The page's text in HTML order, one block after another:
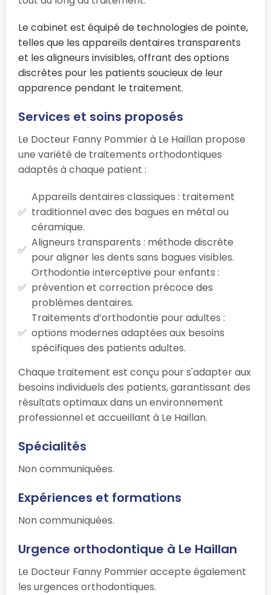
Le cabinet est équipé de technologies de pointe,
telles que les appareils dentaires transparents
et les aligneurs invisibles, offrant des options
discrètes pour les patients soucieux de leur
apparence pendant le traitement.
Services et soins proposés
Le Docteur Fanny Pommier à Le Haillan propose
une variété de traitements orthodontiques
adaptés à chaque patient :
Appareils dentaires classiques : traitement
traditionnel avec des bagues en métal ou
céramique.
Aligneurs transparents : méthode discrète
pour aligner les dents sans bagues visibles.
Orthodontie interceptive pour enfants :
prévention et correction précoce des
problèmes dentaires.
Traitements d’orthodontie pour adultes :
options modernes adaptées aux besoins
spécifiques des patients adultes.
Chaque traitement est conçu pour s'adapter aux
besoins individuels des patients, garantissant des
résultats optimaux dans un environnement
professionnel et accueillant à Le Haillan.
Spécialités
Non communiquées.
Expériences et formations
Non communiquées.
Urgence orthodontique à Le Haillan
Le Docteur Fanny Pommier accepte également
les urgences orthodontiques.